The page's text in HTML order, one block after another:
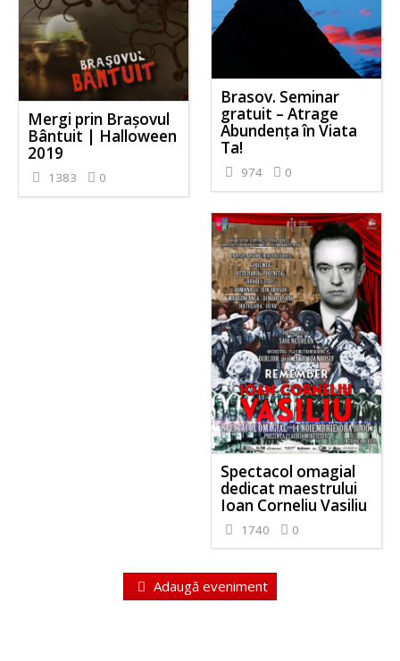
Brasov. Seminar
gratuit – Atrage
Abundența în Viata
Ta!
974 0
Mergi prin Brașovul
Bântuit | Halloween
2019
1383 0
Spectacol omagial
dedicat maestrului
Ioan Corneliu Vasiliu
1740 0
Adaugă eveniment